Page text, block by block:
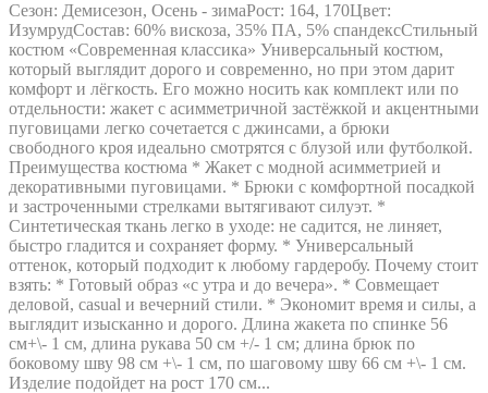
Сезон: Демисезон, Осень - зимаРост: 164, 170Цвет:
ИзумрудСостав: 60% вискоза, 35% ПА, 5% спандексСтильный
костюм «Современная классика» Универсальный костюм,
который выглядит дорого и современно, но при этом дарит
комфорт и лёгкость. Его можно носить как комплект или по
отдельности: жакет с асимметричной застёжкой и акцентными
пуговицами легко сочетается с джинсами, а брюки
свободного кроя идеально смотрятся с блузой или футболкой.
Преимущества костюма * Жакет с модной асимметрией и
декоративными пуговицами. * Брюки с комфортной посадкой
и застроченными стрелками вытягивают силуэт. *
Синтетическая ткань легко в уходе: не садится, не линяет,
быстро гладится и сохраняет форму. * Универсальный
оттенок, который подходит к любому гардеробу. Почему стоит
взять: * Готовый образ «с утра и до вечера». * Совмещает
деловой, casual и вечерний стили. * Экономит время и силы, а
выглядит изысканно и дорого. Длина жакета по спинке 56
см+\- 1 см, длина рукава 50 см +/- 1 см; длина брюк по
боковому шву 98 см +\- 1 см, по шаговому шву 66 см +\- 1 см.
Изделие подойдет на рост 170 см...